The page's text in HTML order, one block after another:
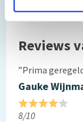
Reviews
”Prima
Gauke
8/10